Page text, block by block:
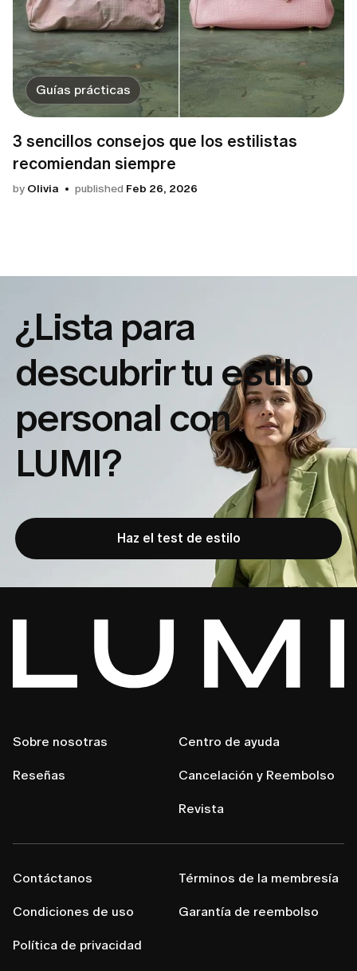
Guías prácticas
3 sencillos consejos que los estilistas
recomiendan siempre
by Olivia published Feb 26, 2026
¿Lista para
descubrir tu estilo
personal con
LUMI?
Haz el test de estilo
Sobre nosotras
Reseñas
Centro de ayuda
Cancelación y Reembolso
Revista
Contáctanos
Condiciones de uso
Política de privacidad
Términos de la membresía
Garantía de reembolso